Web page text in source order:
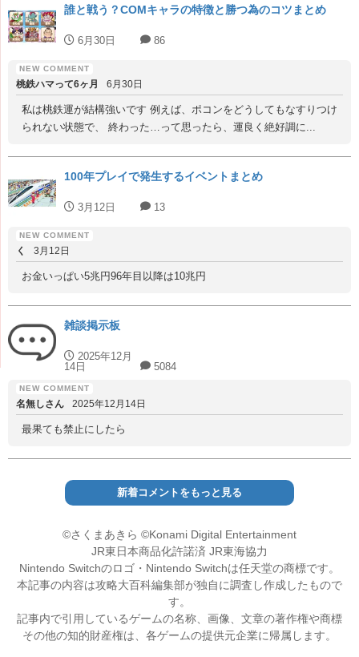
誰と戦う？COMキャラの特徴と勝つ為のコツまとめ
6月30日 86
桃鉄ハマって6ヶ月 6月30日
私は桃鉄運が結構強いです 例えば、ポコンをどうしてもなすりつけ
られない状態で、 終わった…って思ったら、運良く絶好調に...
100年プレイで発生するイベントまとめ
3月12日 13
く 3月12日
お金いっぱい5兆円96年目以降は10兆円
雑談掲示板
2025年12月
14日
5084
名無しさん 2025年12月14日
最果ても禁止にしたら
新着コメントをもっと見る
©さくまあきら ©Konami Digital Entertainment
JR東日本商品化許諾済 JR東海協力
Nintendo Switchのロゴ・Nintendo Switchは任天堂の商標です。
本記事の内容は攻略大百科編集部が独自に調査し作成したもので
す。
記事内で引用しているゲームの名称、画像、文章の著作権や商標
その他の知的財産権は、各ゲームの提供元企業に帰属します。